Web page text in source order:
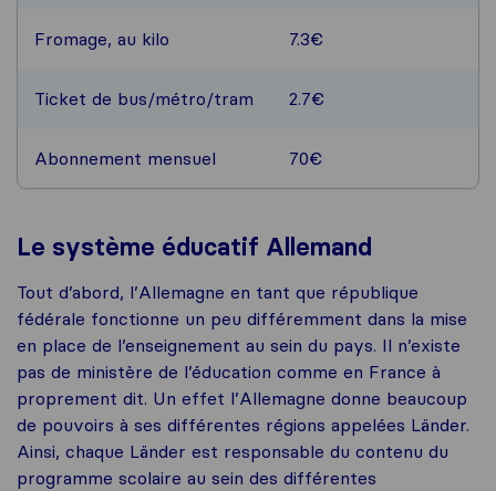
Fromage, au kilo 7.3€
Ticket de bus/métro/tram 2.7€
Abonnement mensuel 70€
Le système éducatif Allemand
Tout d’abord, l’Allemagne en tant que république
fédérale fonctionne un peu différemment dans la mise
en place de l’enseignement au sein du pays. Il n’existe
pas de ministère de l’éducation comme en France à
proprement dit. Un effet l’Allemagne donne beaucoup
de pouvoirs à ses différentes régions appelées Länder.
Ainsi, chaque Länder est responsable du contenu du
programme scolaire au sein des différentes